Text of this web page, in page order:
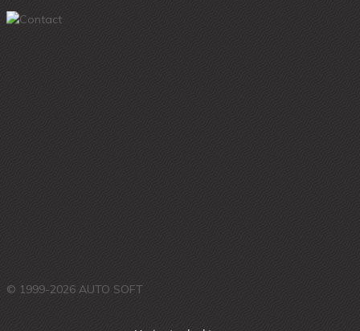
© 1999-2026 AUTO SOFT